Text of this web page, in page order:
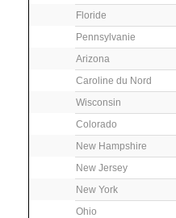
Floride
Pennsylvanie
Arizona
Caroline du Nord
Wisconsin
Colorado
New Hampshire
New Jersey
New York
Ohio